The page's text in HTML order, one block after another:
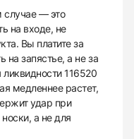
случае — это
на входе, не
Вы платите за
на запястье, а не за
116520
медленнее растет,
удар при
а не для